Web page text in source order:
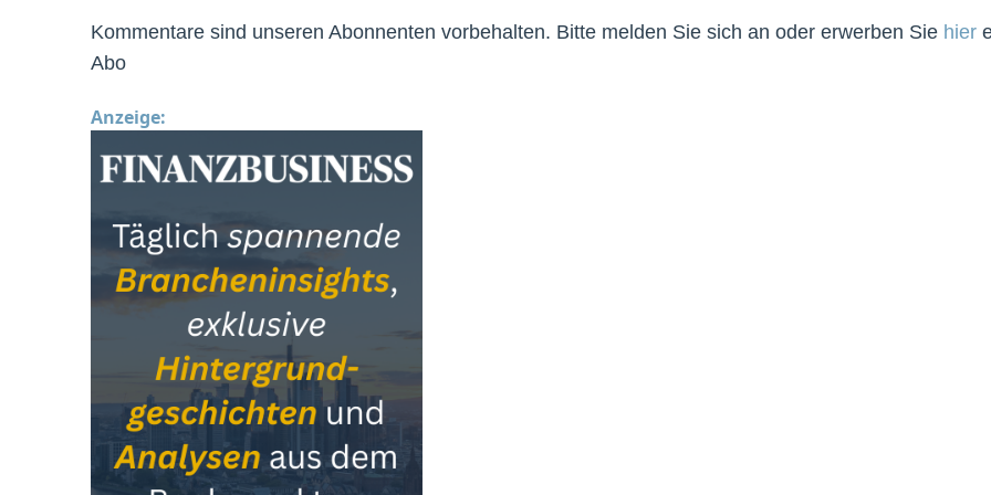
Kommentare sind unseren Abonnenten vorbehalten. Bitte melden Sie sich an oder erwerben Sie hier
Abo
Anzeige: